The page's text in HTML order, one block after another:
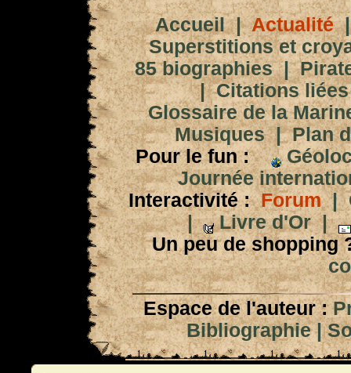
Accueil|Actualité
Superstitions et
85 biographies|
|Citations
Glossaire de la
Musiques|Plan
Pour le fun :
Journée
Interactivité : Forum|
|
Livre d'Or|
Un peu de shopping
Espace de l'auteur :
Bibliographie|